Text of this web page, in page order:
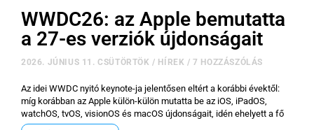
WWDC26: az Apple bemutatta
a 27-es verziók újdonságait
2026. JÚNIUS 11. CSÜTÖRTÖK / HÍREK / 7 HOZZÁSZÓLÁS
Az idei WWDC nyitó keynote-ja jelentősen eltért a korábbi évektől:
míg korábban az Apple külön-külön mutatta be az iOS, iPadOS,
watchOS, tvOS, visionOS és macOS újdonságait, idén ehelyett a fő
Apple szerviz